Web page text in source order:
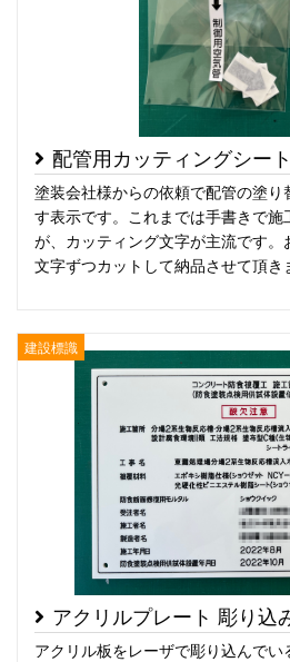
配管用カッティングシート
塗装会社様からの依頼で配管の塗
す表示です。これまでは手書きで施
が、カッティング文字が主流です。
文字ずつカットして納品させて頂
建設標識
アクリルプレート 彫り込
アクリル板をレーザで彫り込んで